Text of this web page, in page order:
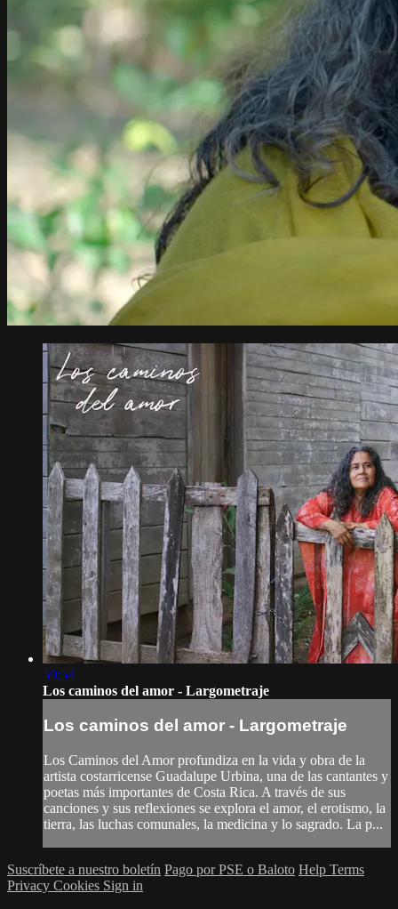
59:54
Los caminos del amor - Largometraje
Los caminos del amor - Largometraje
Los Caminos del Amor profundiza en la vida y obra de la
artista costarricense Guadalupe Urbina, una de las cantantes y
poetas más importantes de Costa Rica. A través de sus
canciones y sus reflexiones se explora el amor, el erotismo, la
tierra, las luchas comunales, la medicina y lo sagrado. La p...
Suscríbete a nuestro boletín Pago por PSE o Baloto Help Terms
Privacy Cookies Sign in